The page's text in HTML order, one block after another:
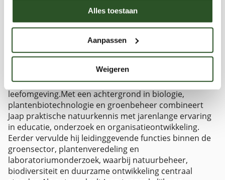
Alles toestaan
Aanpassen
Weigeren
Over Jaap MolenaarJaap Molenaar is directeur en
oprichter van de Bijenstichting en Bijen
Educatiecentrum in Vorden en al meer dan 15 jaar
actief betrokken bij de bescherming van wilde bijen,
hommels en biodiversiteit in Nederland. Vanuit zijn rol
binnen de Bijenstichting zet hij zich dagelijks in voor
natuureducatie, biodiversiteitsherstel en het vergroten
van bewustwording rondom bestuivers en hun
leefomgeving.Met een achtergrond in biologie,
plantenbiotechnologie en groenbeheer combineert
Jaap praktische natuurkennis met jarenlange ervaring
in educatie, onderzoek en organisatieontwikkeling.
Eerder vervulde hij leidinggevende functies binnen de
groensector, plantenveredeling en
laboratoriumonderzoek, waarbij natuurbeheer,
biodiversiteit en duurzame ontwikkeling centraal